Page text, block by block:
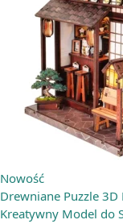
Nowość
Drewniane Puzzle
Kreatywny Model do